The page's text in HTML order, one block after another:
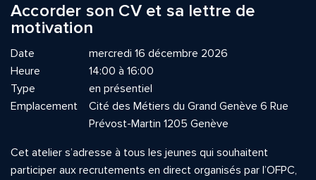
Accorder son CV et sa lettre de
motivation
Date
mercredi 16 décembre 2026
Heure
14:00 à 16:00
Type
en présentiel
Emplacement
Cité des Métiers du Grand Genève 6 Rue
Prévost-Martin 1205 Genève
Cet atelier s’adresse à tous les jeunes qui souhaitent
participer aux recrutements en direct organisés par l’OFPC,